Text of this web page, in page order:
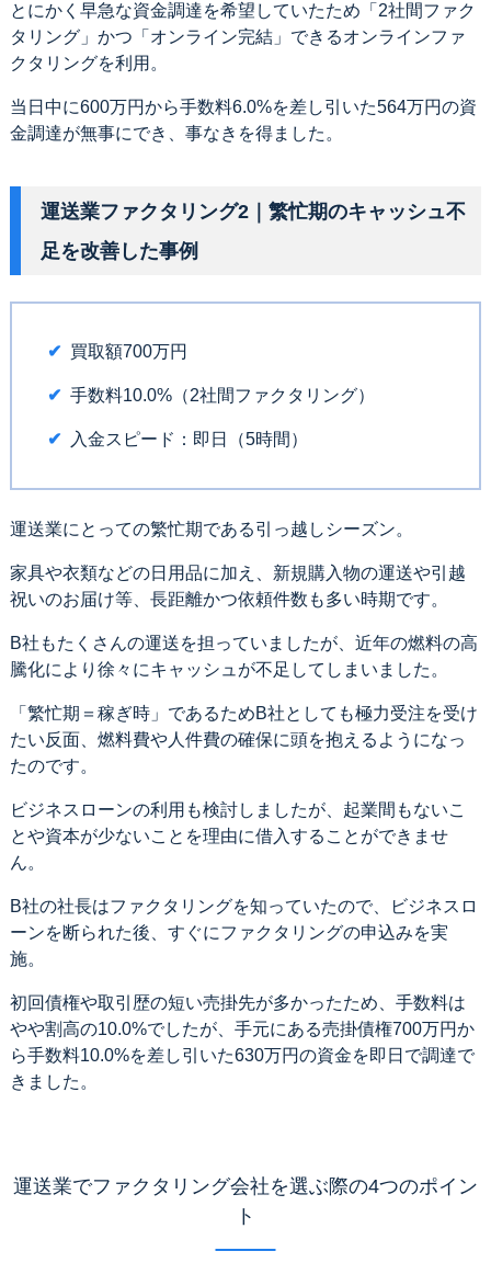
とにかく早急な資金調達を希望していたため「2社間ファク
タリング」かつ「オンライン完結」できるオンラインファ
クタリングを利用。
当日中に600万円から手数料6.0%を差し引いた564万円の資
金調達が無事にでき、事なきを得ました。
運送業ファクタリング2｜繁忙期のキャッシュ不
足を改善した事例
買取額700万円
手数料10.0%（2社間ファクタリング）
入金スピード：即日（5時間）
運送業にとっての繁忙期である引っ越しシーズン。
家具や衣類などの日用品に加え、新規購入物の運送や引越
祝いのお届け等、長距離かつ依頼件数も多い時期です。
B社もたくさんの運送を担っていましたが、近年の燃料の高
騰化により徐々にキャッシュが不足してしまいました。
「繁忙期＝稼ぎ時」であるためB社としても極力受注を受け
たい反面、燃料費や人件費の確保に頭を抱えるようになっ
たのです。
ビジネスローンの利用も検討しましたが、起業間もないこ
とや資本が少ないことを理由に借入することができませ
ん。
B社の社長はファクタリングを知っていたので、ビジネスロ
ーンを断られた後、すぐにファクタリングの申込みを実
施。
初回債権や取引歴の短い売掛先が多かったため、手数料は
やや割高の10.0%でしたが、手元にある売掛債権700万円か
ら手数料10.0%を差し引いた630万円の資金を即日で調達で
きました。
運送業でファクタリング会社を選ぶ際の4つのポイン
ト